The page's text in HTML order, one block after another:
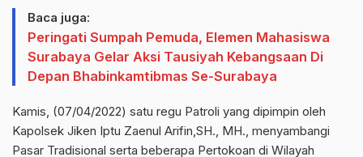
Baca juga:
Peringati Sumpah Pemuda, Elemen Mahasiswa
Surabaya Gelar Aksi Tausiyah Kebangsaan Di
Depan Bhabinkamtibmas Se-Surabaya
Kamis, (07/04/2022) satu regu Patroli yang dipimpin oleh
Kapolsek Jiken Iptu Zaenul Arifin,SH., MH., menyambangi
Pasar Tradisional serta beberapa Pertokoan di Wilayah